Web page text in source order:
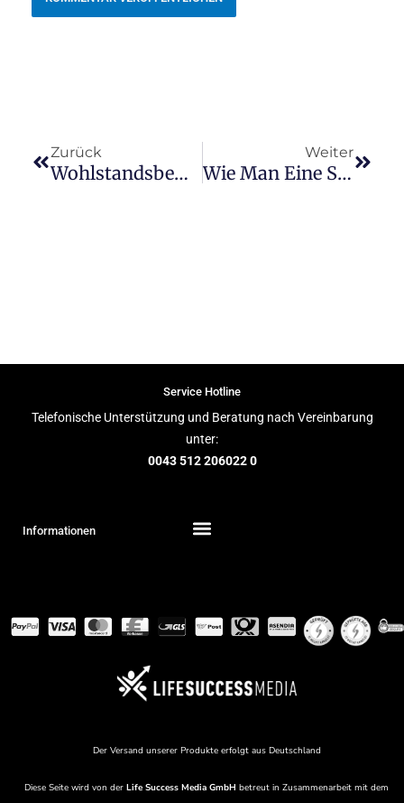
Zurück
Wohlstandsbewusstsein Entwicklen
Weiter
Wie Man Eine Schlechte Gewohnheit Dauerhaft Ablegt
Service Hotline
Telefonische Unterstützung und Beratung nach Vereinbarung
unter:
0043 512 206022 0
Informationen
Der Versand unserer Produkte erfolgt aus Deutschland
Diese Seite wird von der Life Success Media GmbH betreut in Zusammenarbeit mit dem